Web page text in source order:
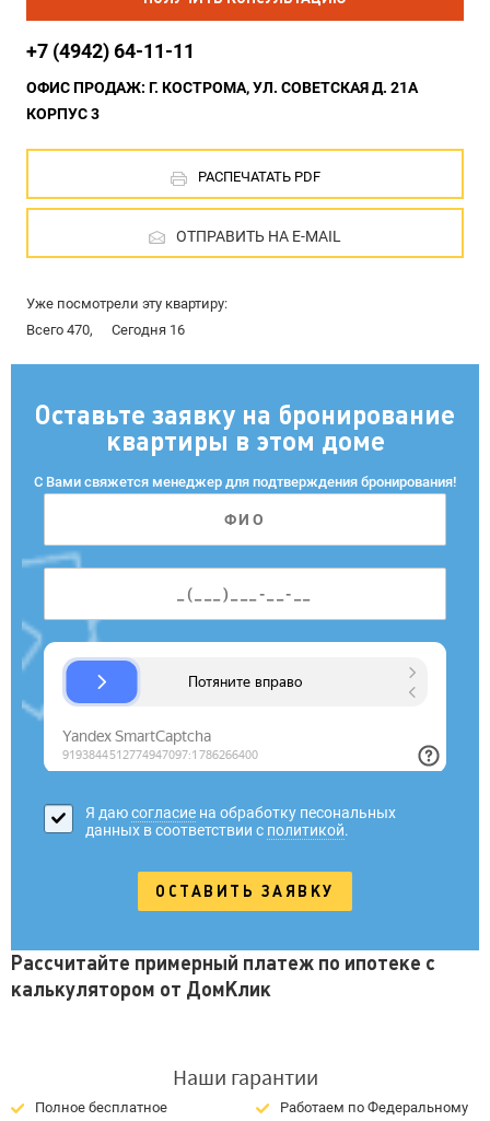
+7 (4942) 64-11-11
ОФИС ПРОДАЖ: Г. КОСТРОМА, УЛ. СОВЕТСКАЯ Д. 21А
КОРПУС 3
РАСПЕЧАТАТЬ PDF
ОТПРАВИТЬ НА E-MAIL
Уже посмотрели эту квартиру:
Всего 470,
Сегодня 16
Оставьте заявку на бронирование
квартиры в этом доме
С Вами свяжется менеджер для подтверждения бронирования!
Я даюсогласие на обработку песональных
данных в соответствии с политикой.
Рассчитайте примерный платеж по ипотеке с
калькулятором от ДомКлик
Наши гарантии
Полное бесплатное
Работаем по Федеральному